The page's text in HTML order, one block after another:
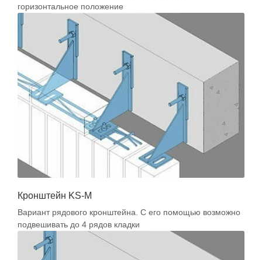
горизонтальное положение
Кронштейн KS-М
Вариант рядового кронштейна. С его помощью возможно
подвешивать до 4 рядов кладки